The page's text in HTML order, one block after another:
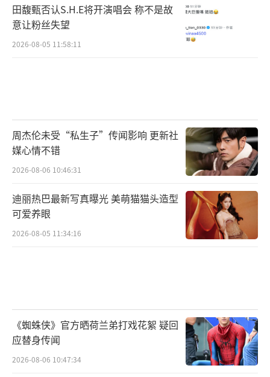
田馥甄否认S.H.E将开演唱会 称不是故
意让粉丝失望
2026-08-05 11:58:11
周杰伦未受“私生子”传闻影响 更新社
媒心情不错
2026-08-06 10:46:31
迪丽热巴最新写真曝光 美萌猫猫头造型
可爱养眼
2026-08-05 11:34:16
《蜘蛛侠》官方晒荷兰弟打戏花絮 疑回
应替身传闻
2026-08-06 10:47:34